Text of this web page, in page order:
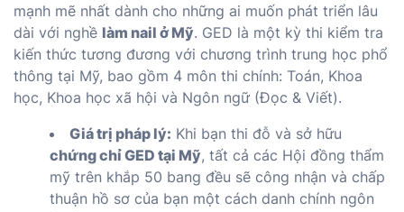
mạnh mẽ nhất dành cho những ai muốn phát triển lâu
dài với nghề làm nail ở Mỹ. GED là một kỳ thi kiểm tra
kiến thức tương đương với chương trình trung học phổ
thông tại Mỹ, bao gồm 4 môn thi chính: Toán, Khoa
học, Khoa học xã hội và Ngôn ngữ (Đọc & Viết).
Giá trị pháp lý: Khi bạn thi đỗ và sở hữu
chứng chỉ GED tại Mỹ, tất cả các Hội đồng thẩm
mỹ trên khắp 50 bang đều sẽ công nhận và chấp
thuận hồ sơ của bạn một cách danh chính ngôn